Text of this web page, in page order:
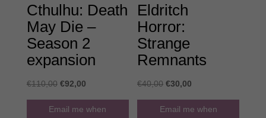
Cthulhu: Death
May Die –
Season 2
expansion
€110,00 Original
price
was:
€92,00Η
τρέχουσα
τιμή
Email me when
Eldritch
Horror:
Strange
Remnants
€40,00 Original
price
was:
€30,00
τρέχουσα
τιμή
Email me when